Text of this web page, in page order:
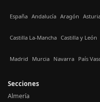
España Andalucía Aragón
Castilla La-Mancha Castilla y León
Madrid Murcia Navarra País
Secciones
Almería